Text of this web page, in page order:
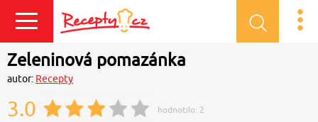
Přihlásit se
Zeleninová pomazánka
autor: Recepty
3.0 hodnotilo: 2